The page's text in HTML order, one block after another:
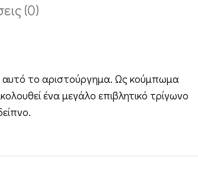
(0)
αυτό το αριστούργημα. Ως κούμπωμα
ένα μεγάλο επιβλητικό τρίγωνο